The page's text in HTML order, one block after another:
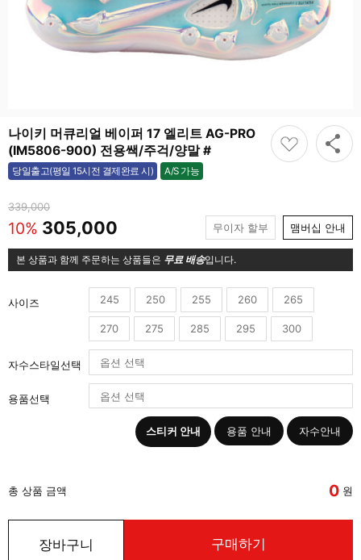
나이키 머큐리얼 베이퍼 17 엘리트 AG-PRO
(IM5806-900) 전용쌕/주걱/양말 #
당일출고(평일 15시전 결제완료 시) A/S 가능
가능
339,000
10% 305,000 무이자 할부 맴버십 안내
본 상품과 함께 주문하는 상품들은 무료 배송입니다.
사이즈 245 250 255 260 265
270 275 285 295 300
자수스타일선택
용품선택
스티커 안내 용품 안내 자수안내
총 상품 금액 0 원
장바구니 구매하기